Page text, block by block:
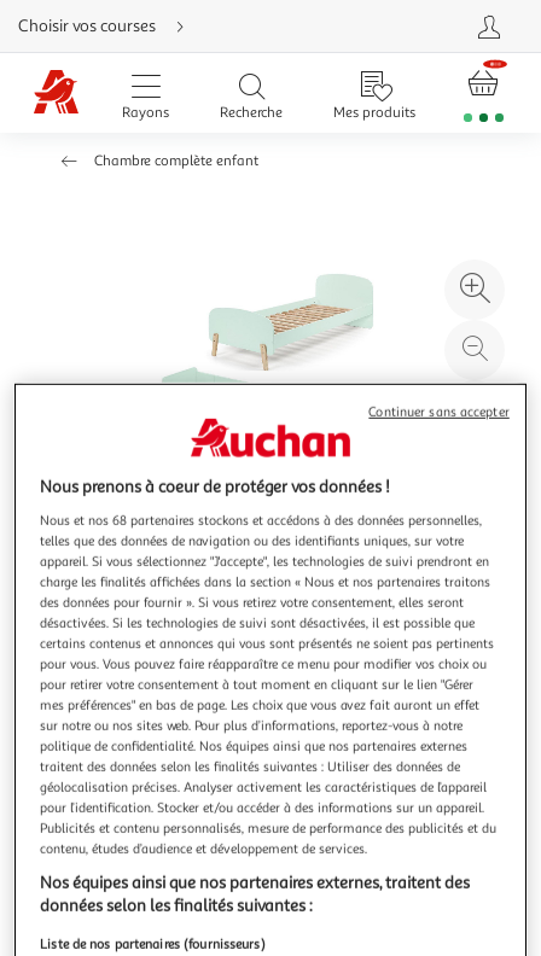
Aller
directement
au
contenu
Aller
directement
Aller
Choisir vos courses
Rayons Recherche Mes produits
Chambre complète enfant
à
Illustration
précédente
Illustration
suivante
Livraison offerte
PARIS PRIX
Pack - lit enfant, chevet & coffre kiddy 90x200cm vert
menthe
Le trio de meubles Vipack vert menthe ajoutera une touche
d'originalité à la nouvelle chambre de votre enfant....
En savoir +
Vendu par 1001Jouets
Livraison dès 5/6 jours
Livraison offerte
Nous prenons à coeur de protéger vos données !
Nous et nos 68 partenaires stockons et accédons à des données personnelles,
telles que des données de navigation ou des identifiants uniques, sur votre
appareil. Si vous sélectionnez "J'accepte", les technologies de suivi prendront en
charge les finalités affichées dans la section « Nous et nos partenaires traitons
des données pour fournir ». Si vous retirez votre consentement, elles seront
désactivées. Si les technologies de suivi sont désactivées, il est possible que
certains contenus et annonces qui vous sont présentés ne soient pas pertinents
pour vous. Vous pouvez faire réapparaître ce menu pour modifier vos choix ou
pour retirer votre consentement à tout moment en cliquant sur le lien "Gérer
mes préférences" en bas de page. Les choix que vous avez fait auront un effet
sur notre ou nos sites web. Pour plus d’informations, reportez-vous à notre
politique de confidentialité. Nos équipes ainsi que nos partenaires externes
traitent des données selon les finalités suivantes : Utiliser des données de
géolocalisation précises. Analyser activement les caractéristiques de l’appareil
pour l’identification. Stocker et/ou accéder à des informations sur un appareil.
Publicités et contenu personnalisés, mesure de performance des publicités et du
contenu, études d’audience et développement de services.
Nos équipes ainsi que nos partenaires externes, traitent des
données selon les finalités suivantes :
Liste de nos partenaires (fournisseurs)
Continuer sans accepter